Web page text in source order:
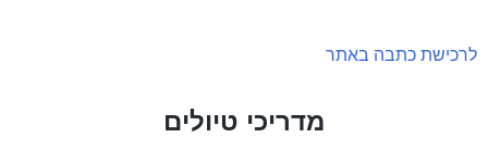
לרכישת כתבה באתר
מדריכי טיולים